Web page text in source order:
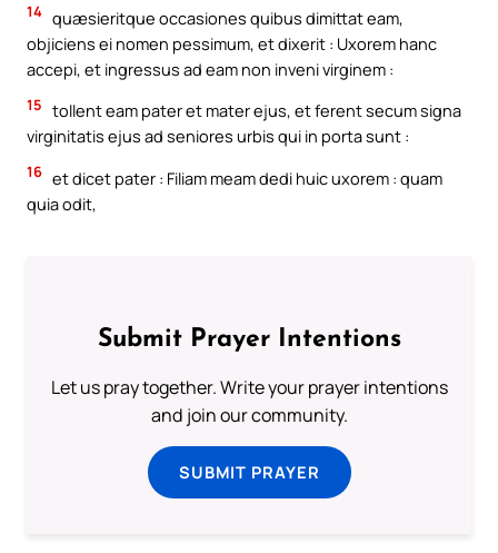
14 quæsieritque occasiones quibus dimittat eam,
objiciens ei nomen pessimum, et dixerit : Uxorem hanc
accepi, et ingressus ad eam non inveni virginem :
15 tollent eam pater et mater ejus, et ferent secum signa
virginitatis ejus ad seniores urbis qui in porta sunt :
16 et dicet pater : Filiam meam dedi huic uxorem : quam
quia odit,
Submit Prayer Intentions
Let us pray together. Write your prayer intentions
and join our community.
SUBMIT PRAYER